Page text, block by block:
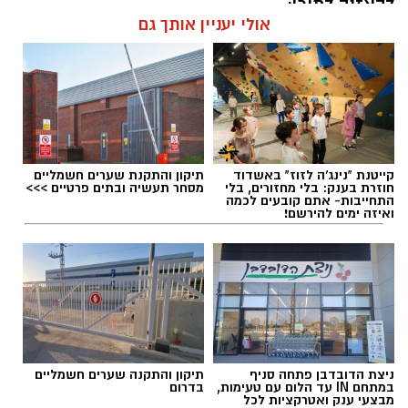
להאזנה לתוכן:
אלדה נתנאל / 11:22 09.08.26
תגים:עפיפון מעזה אותר במושב שובה
ראש המועצה האזורית שדות נגב, תמיר עידאן,
התייחס לאירוע בחומרה והבהיר כי גם אם לא
נשא מטען, עצם הגעתו של אמצעי אווירי משטח
הרצועה ליישובי המועצה מחייבת התייחסות
ביטחונית משמעותית.
אולי יעניין אותך גם
קייטנת "נינג'ה לזוז" באשדוד
חוזרת בענק: בלי מחזורים, בלי
התחייבות- אתם קובעים לכמה
ואיזה ימים להירשם!
תיקון והתקנת שערים חשמליים
מסחר תעשיה ובתים פרטיים >>>
ניצת הדובדבן פתחה סניף
במתחם IN עד הלום עם טעימות,
מבצעי ענק ואטרקציות לכל
תיקון והתקנה שערים חשמליים
בדרום